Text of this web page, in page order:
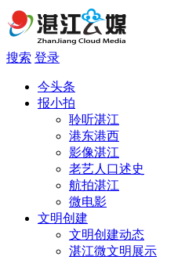
搜索 登录
今头条
报小拍
聆听湛江
港东港西
影像湛江
老艺人口述史
航拍湛江
微电影
文明创建
文明创建动态
湛江微文明展示